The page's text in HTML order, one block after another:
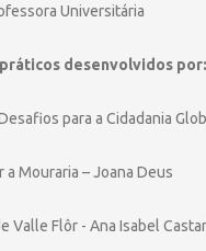
Universitária
desenvolvidos por:
para a Cidadania
a Mouraria – Joana Deus
Valle Flôr - Ana Isabel